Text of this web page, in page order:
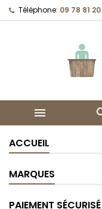
Téléphone: 09 78 81

ACCUEIL
MARQUES
PAIEMENT SÉCURISÉ